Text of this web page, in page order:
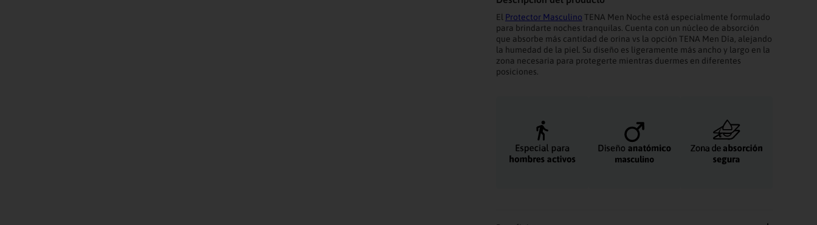
El Protector Masculino TENA Men Noche está especialmente formulado
para brindarte noches tranquilas. Cuenta con un núcleo de absorción
que absorbe más cantidad de orina vs la opción TENA Men Día, alejando
la humedad de la piel. Su diseño es ligeramente más ancho y largo en la
zona necesaria para protegerte mientras duermes en diferentes
posiciones.